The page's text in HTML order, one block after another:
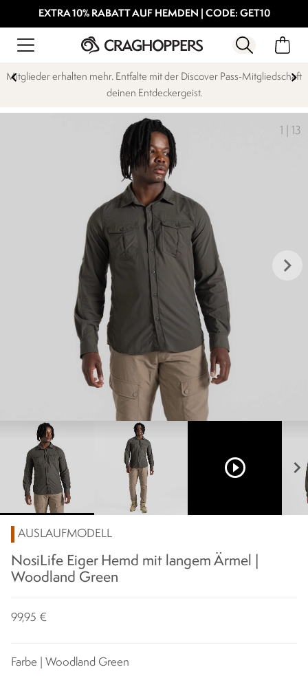
EXTRA 10% RABATT AUF HEMDEN | CODE: GET10
Mitglieder erhalten mehr. Entfalte mit der Discover Pass-Mitgliedschaft
deinen Entdeckergeist.
1 13
keyboard_arrow_right
play_circle_outline chevron_right
AUSLAUFMODELL
NosiLife Eiger Hemd mit langem Ärmel |
Woodland Green
99,95 €
Farbe | Woodland Green